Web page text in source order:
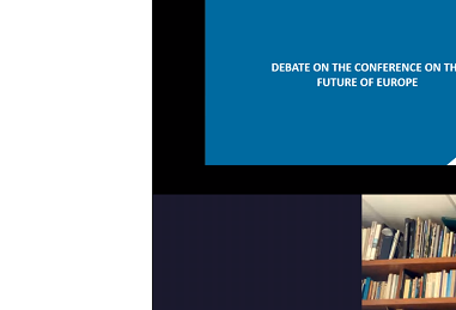
HÍREK
Együtt Ültettük El A
ADMIN